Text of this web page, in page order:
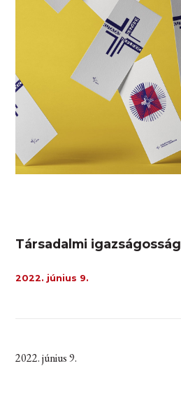
Társadalmi igazságosság
2022. június 9.
2022. június 9.